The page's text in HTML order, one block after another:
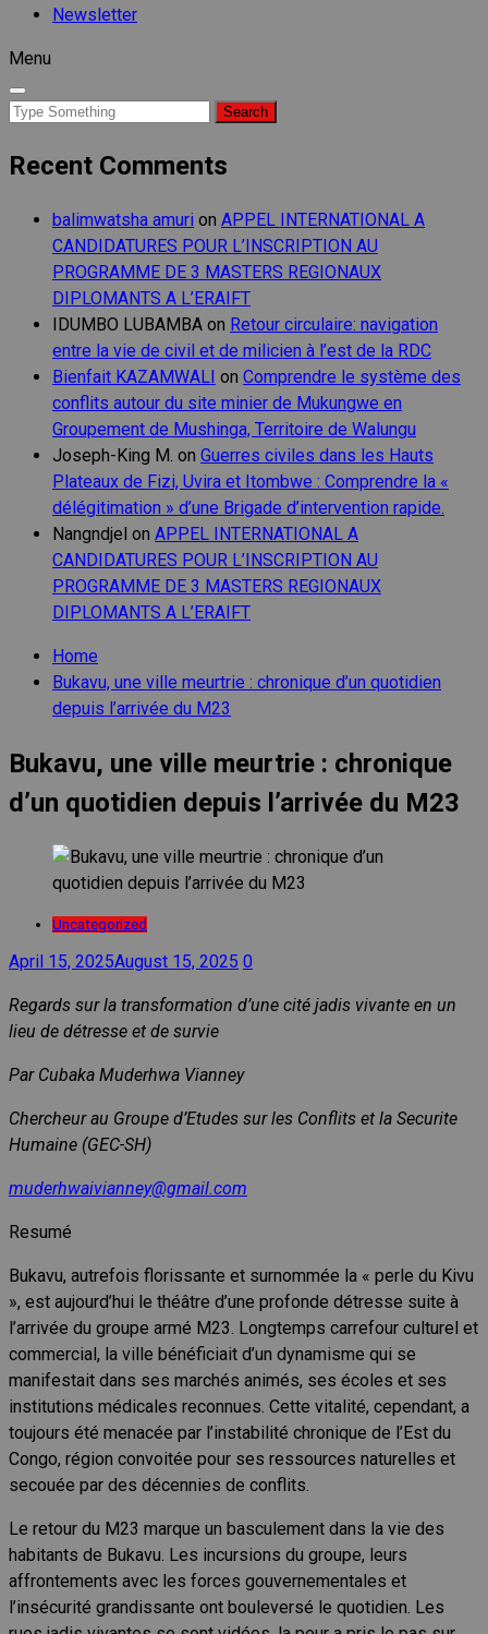
Newsletter
Menu
Search
Recent Comments
balimwatsha amuri on APPEL INTERNATIONAL A
CANDIDATURES POUR L’INSCRIPTION AU
PROGRAMME DE 3 MASTERS REGIONAUX
DIPLOMANTS A L’ERAIFT
IDUMBO LUBAMBA on Retour circulaire: navigation
entre la vie de civil et de milicien à l’est de la RDC
Bienfait KAZAMWALI on Comprendre le système des
conflits autour du site minier de Mukungwe en
Groupement de Mushinga, Territoire de Walungu
Joseph-King M. on Guerres civiles dans les Hauts
Plateaux de Fizi, Uvira et Itombwe : Comprendre la «
délégitimation » d’une Brigade d’intervention rapide.
Nangndjel on APPEL INTERNATIONAL A
CANDIDATURES POUR L’INSCRIPTION AU
PROGRAMME DE 3 MASTERS REGIONAUX
DIPLOMANTS A L’ERAIFT
Home
Bukavu, une ville meurtrie : chronique d’un quotidien
depuis l’arrivée du M23
Bukavu, une ville meurtrie : chronique
d’un quotidien depuis l’arrivée du M23
Uncategorized
April 15, 2025August 15, 2025 0
Regards sur la transformation d’une cité jadis vivante en un
lieu de détresse et de survie
Par Cubaka Muderhwa Vianney
Chercheur au Groupe d’Etudes sur les Conflits et la Securite
Humaine (GEC-SH)
muderhwaivianney@gmail.com
Resumé
Bukavu, autrefois florissante et surnommée la « perle du Kivu
», est aujourd’hui le théâtre d’une profonde détresse suite à
l’arrivée du groupe armé M23. Longtemps carrefour culturel et
commercial, la ville bénéficiait d’un dynamisme qui se
manifestait dans ses marchés animés, ses écoles et ses
institutions médicales reconnues. Cette vitalité, cependant, a
toujours été menacée par l’instabilité chronique de l’Est du
Congo, région convoitée pour ses ressources naturelles et
secouée par des décennies de conflits.
Le retour du M23 marque un basculement dans la vie des
habitants de Bukavu. Les incursions du groupe, leurs
affrontements avec les forces gouvernementales et
l’insécurité grandissante ont bouleversé le quotidien. Les